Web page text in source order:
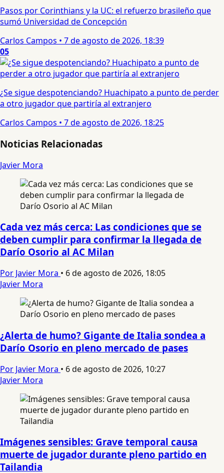
Pasos por Corinthians y la UC: el refuerzo brasileño que
sumó Universidad de Concepción
Carlos Campos • 7 de agosto de 2026, 18:39
05
¿Se sigue despotenciando? Huachipato a punto de perder
a otro jugador que partiría al extranjero
Carlos Campos • 7 de agosto de 2026, 18:25
Noticias Relacionadas
Javier Mora
Cada vez más cerca: Las condiciones que se
deben cumplir para confirmar la llegada de
Darío Osorio al AC Milan
Por Javier Mora • 6 de agosto de 2026, 18:05
Javier Mora
¿Alerta de humo? Gigante de Italia sondea a
Darío Osorio en pleno mercado de pases
Por Javier Mora • 6 de agosto de 2026, 10:27
Javier Mora
Imágenes sensibles: Grave temporal causa
muerte de jugador durante pleno partido en
Tailandia